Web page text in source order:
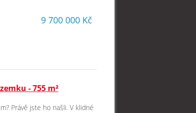
9 700 000 Kč
- 755 m²
Právě jste ho našli. V klidné